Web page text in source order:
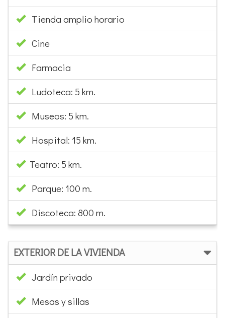
Tienda amplio horario
Cine
Farmacia
Ludoteca: 5 km.
Museos: 5 km.
Hospital: 15 km.
Teatro: 5 km.
Parque: 100 m.
Discoteca: 800 m.
EXTERIOR DE LA VIVIENDA
Jardín privado
Mesas y sillas